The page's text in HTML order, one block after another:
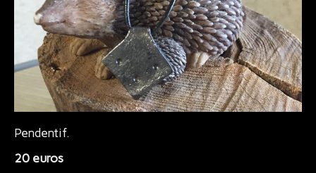
Bijoux
Pendentif.
20 euros